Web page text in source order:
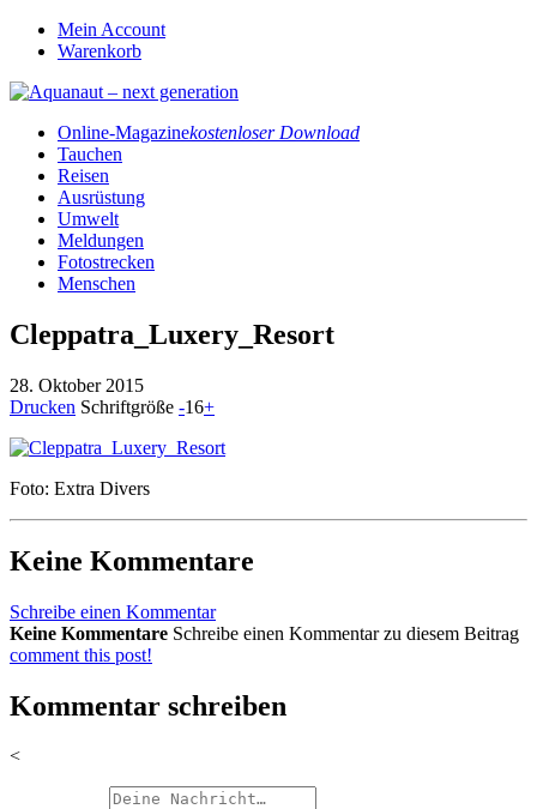
Mein Account
Warenkorb
Online-Magazinekostenloser Download
Tauchen
Reisen
Ausrüstung
Umwelt
Meldungen
Fotostrecken
Menschen
Cleppatra_Luxery_Resort
28. Oktober 2015
Drucken Schriftgröße -16+
Foto: Extra Divers
Keine Kommentare
Schreibe einen Kommentar
Keine Kommentare Schreibe einen Kommentar zu diesem Beitrag
comment this post!
Kommentar schreiben
<